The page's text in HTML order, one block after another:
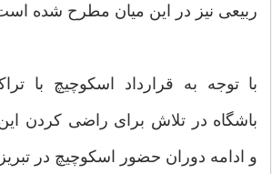
ربیعی نیز در این میان مطرح شده
با توجه به قرارداد اسکوچیچ با
باشگاه در تلاش برای راضی کردن
و ادامه دوران حضور اسکوچیچ در